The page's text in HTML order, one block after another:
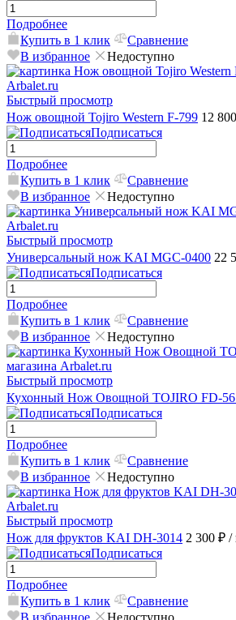
Подробнее
Купить в 1 клик
Сравнение
В избранное
Недоступно
Быстрый просмотр
Нож овощной Tojiro Western F-799 12
Подписаться
Подробнее
Купить в 1 клик
Сравнение
В избранное
Недоступно
Быстрый просмотр
Универсальный нож KAI MGC-0400 22
Подписаться
Подробнее
Купить в 1 клик
Сравнение
В избранное
Недоступно
Быстрый просмотр
Кухонный Нож Овощной TOJIRO FD-
Подписаться
Подробнее
Купить в 1 клик
Сравнение
В избранное
Недоступно
Быстрый просмотр
Нож для фруктов KAI DH-3014 2 300 ₽ /
Подписаться
Подробнее
Купить в 1 клик
Сравнение
В избранное
Недоступно